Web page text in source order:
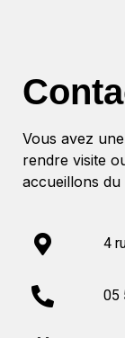
Vous avez
rendre visite
accueillons du
4
05